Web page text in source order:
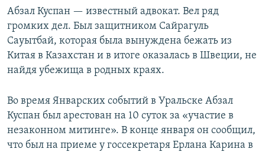
Абзал Куспан — известный адвокат. Вел ряд
громких дел. Был защитником Сайрагуль
Сауытбай, которая была вынуждена бежать из
Китая в Казахстан и в итоге оказалась в Швеции, не
найдя убежища в родных краях.
Во время Январских событий в Уральске Абзал
Куспан был арестован на 10 суток за «участие в
незаконном митинге». В конце января он сообщил,
что был на приеме у госсекретаря Ерлана Карина в